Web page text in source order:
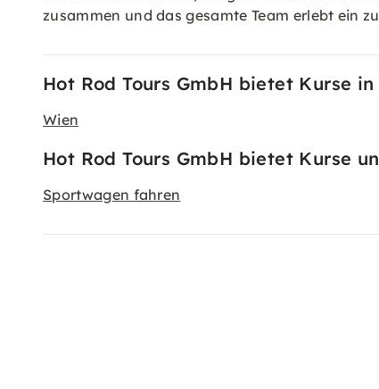
zusammen und das gesamte Team erlebt ein
Hot Rod Tours GmbH bietet Kurse
Wien
Hot Rod Tours GmbH bietet Kurse
Sportwagen fahren